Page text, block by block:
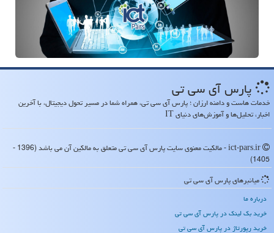
پارس آی سی تی
خدمات هاست و دامنه ارزان ؛ پارس آی سی تی، همراه شما در مسیر تحول دیجیتال، با آخرین
اخبار، تحلیل‌ها و آموزش‌های دنیای IT
ict-pars.ir - مالکیت معنوی سایت پارس آی سی تی متعلق به مالکین آن می باشد (1396 -
1405)
میانبرهای پارس آی سی تی
درباره ما
خرید بک لینک در پارس آی سی تی
خرید رپورتاژ در پارس آی سی تی